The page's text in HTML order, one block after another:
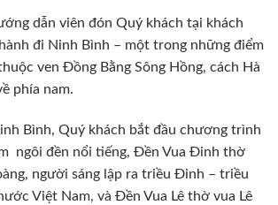
dẫn viên đón Quý khách tại khách
đi Ninh Bình – một trong những điểm
ven Đồng Bằng Sông Hồng, cách Hà
phía nam.
Bình, Quý khách bắt đầu chương trình
ngôi đền nổi tiếng, Đền Vua Đinh thờ
người sáng lập ra triều Đinh – triều
Việt Nam, và Đền Vua Lê thờ vua Lê